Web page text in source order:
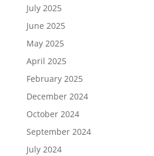
July 2025
June 2025
May 2025
April 2025
February 2025
December 2024
October 2024
September 2024
July 2024